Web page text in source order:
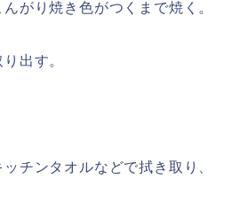
がり焼き色がつくまで焼く。
出す。
チンタオルなどで拭き取り、